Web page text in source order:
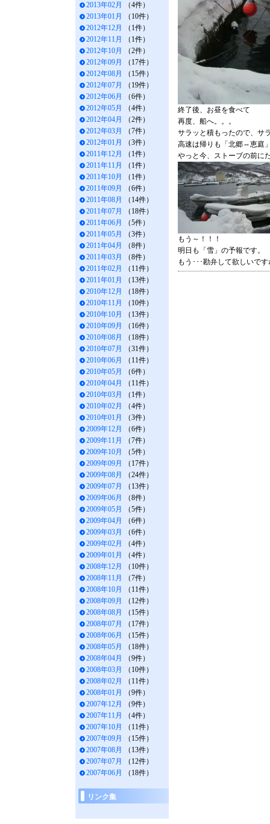
終了後、お昼を食べて
再度、船へ。。。
サラッと積もったので、サ
高速は帰りも「北郷⇔恵庭
やっと今、ストーブの前に
もう～！！！
明日も「雪」の予報です。
もう･･･勘弁して欲しいで
2013年02月
（4件）
2013年01月
（10件）
2012年12月
（1件）
2012年11月
（1件）
2012年10月
（2件）
2012年09月
（17件）
2012年08月
（15件）
2012年07月
（19件）
2012年06月
（6件）
2012年05月
（4件）
2012年04月
（2件）
2012年03月
（7件）
2012年01月
（3件）
2011年12月
（1件）
2011年11月
（1件）
2011年10月
（1件）
2011年09月
（6件）
2011年08月
（14件）
2011年07月
（18件）
2011年06月
（5件）
2011年05月
（3件）
2011年04月
（8件）
2011年03月
（8件）
2011年02月
（11件）
2011年01月
（13件）
2010年12月
（18件）
2010年11月
（10件）
2010年10月
（13件）
2010年09月
（16件）
2010年08月
（18件）
2010年07月
（31件）
2010年06月
（11件）
2010年05月
（6件）
2010年04月
（11件）
2010年03月
（1件）
2010年02月
（4件）
2010年01月
（3件）
2009年12月
（6件）
2009年11月
（7件）
2009年10月
（5件）
2009年09月
（17件）
2009年08月
（24件）
2009年07月
（13件）
2009年06月
（8件）
2009年05月
（5件）
2009年04月
（6件）
2009年03月
（6件）
2009年02月
（4件）
2009年01月
（4件）
2008年12月
（10件）
2008年11月
（7件）
2008年10月
（11件）
2008年09月
（12件）
2008年08月
（15件）
2008年07月
（17件）
2008年06月
（15件）
2008年05月
（18件）
2008年04月
（9件）
2008年03月
（10件）
2008年02月
（11件）
2008年01月
（9件）
2007年12月
（9件）
2007年11月
（4件）
2007年10月
（11件）
2007年09月
（15件）
2007年08月
（13件）
2007年07月
（12件）
2007年06月
（18件）
リンク集